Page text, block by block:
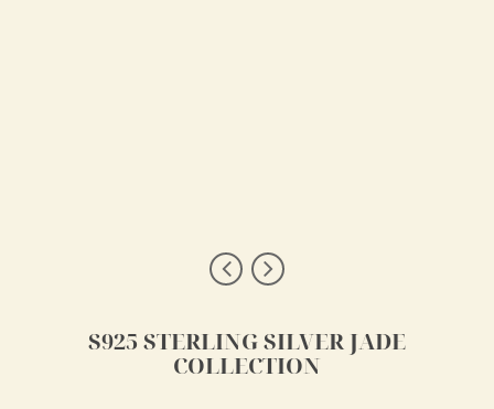
S925 STERLING SILVER JADE
COLLECTION